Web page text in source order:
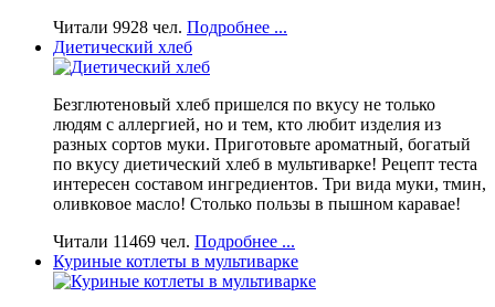
Читали 9928 чел. Подробнее ...
Диетический хлеб
Безглютеновый хлеб пришелся по вкусу не только
людям с аллергией, но и тем, кто любит изделия из
разных сортов муки. Приготовьте ароматный, богатый
по вкусу диетический хлеб в мультиварке! Рецепт теста
интересен составом ингредиентов. Три вида муки, тмин,
оливковое масло! Столько пользы в пышном каравае!
Читали 11469 чел. Подробнее ...
Куриные котлеты в мультиварке